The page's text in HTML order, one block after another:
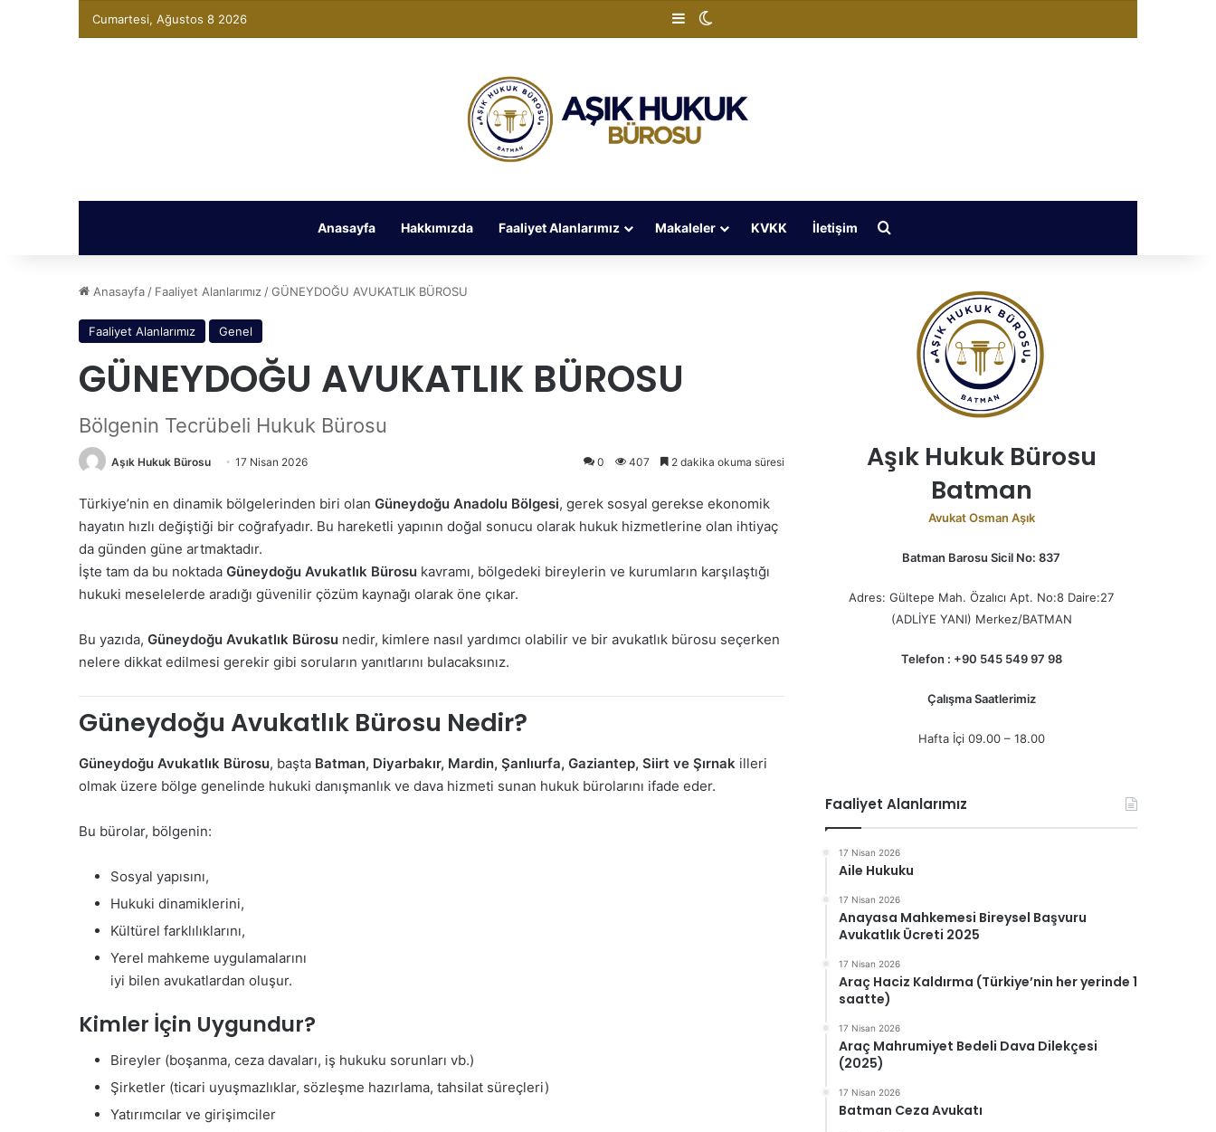
Cumartesi, Ağustos 8 2026 Kenar Bölmesi
Anasayfa Hakkımızda Faaliyet Alanlarımız Makaleler KVKK İletişim
Anasayfa / Faaliyet Alanlarımız /GÜNEYDOĞU AVUKATLIK BÜROSU
Faaliyet Alanlarımız Genel
GÜNEYDOĞU AVUKATLIK BÜROSU
Bölgenin Tecrübeli Hukuk Bürosu
Aşık Hukuk Bürosu 17 Nisan 2026 0 407 2 dakika okuma süresi
Türkiye’nin en dinamik bölgelerinden biri olan Güneydoğu Anadolu Bölgesi, gerek sosyal gerekse ekonomik
hayatın hızlı değiştiği bir coğrafyadır. Bu hareketli yapının doğal sonucu olarak hukuk hizmetlerine olan ihtiyaç
da günden güne artmaktadır.
İşte tam da bu noktada Güneydoğu Avukatlık Bürosu kavramı, bölgedeki bireylerin ve kurumların karşılaştığı
hukuki meselelerde aradığı güvenilir çözüm kaynağı olarak öne çıkar.
Bu yazıda, Güneydoğu Avukatlık Bürosu nedir, kimlere nasıl yardımcı olabilir ve bir avukatlık bürosu seçerken
nelere dikkat edilmesi gerekir gibi soruların yanıtlarını bulacaksınız.
Güneydoğu Avukatlık Bürosu Nedir?
Güneydoğu Avukatlık Bürosu, başta Batman, Diyarbakır, Mardin, Şanlıurfa, Gaziantep, Siirt ve Şırnak illeri
olmak üzere bölge genelinde hukuki danışmanlık ve dava hizmeti sunan hukuk bürolarını ifade eder.
Bu bürolar, bölgenin:
Sosyal yapısını,
Hukuki dinamiklerini,
Kültürel farklılıklarını,
Yerel mahkeme uygulamalarını
iyi bilen avukatlardan oluşur.
Kimler İçin Uygundur?
Bireyler (boşanma, ceza davaları, iş hukuku sorunları vb.)
Şirketler (ticari uyuşmazlıklar, sözleşme hazırlama, tahsilat süreçleri)
Yatırımcılar ve girişimciler
Aşık Hukuk Bürosu
Batman
Avukat Osman Aşık
Batman Barosu Sicil No: 837
Adres: Gültepe Mah. Özalıcı Apt. No:8 Daire:27
(ADLİYE YANI) Merkez/BATMAN
Telefon : +90 545 549 97 98
Çalışma Saatlerimiz
Hafta İçi 09.00 – 18.00
Faaliyet Alanlarımız
17 Nisan 2026
Aile Hukuku
17 Nisan 2026
Anayasa Mahkemesi Bireysel Başvuru
Avukatlık Ücreti 2025
17 Nisan 2026
Araç Haciz Kaldırma (Türkiye’nin her yerinde 1
saatte)
17 Nisan 2026
Araç Mahrumiyet Bedeli Dava Dilekçesi
(2025)
17 Nisan 2026
Batman Ceza Avukatı